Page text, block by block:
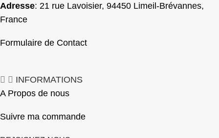
Adresse: 21 rue Lavoisier, 94450 Limeil-Brévannes,
France
Formulaire de Contact
INFORMATIONS
A Propos de nous
Suivre ma commande